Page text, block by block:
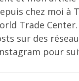
chez moi à
Trade
sur des
pour